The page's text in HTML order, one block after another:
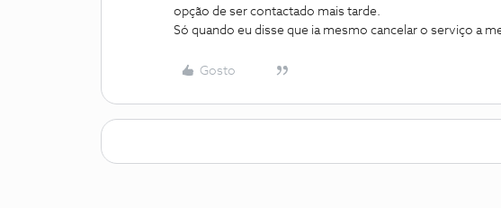
opção de ser contactado mais tarde.
Só quando eu disse que ia mesmo cancelar o serviço a
Gosto